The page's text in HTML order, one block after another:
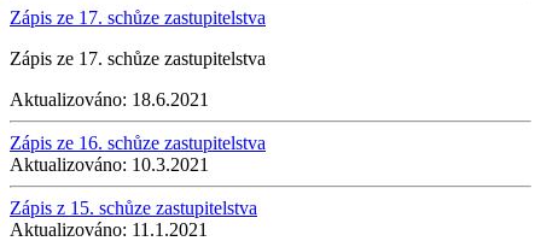
Zápis ze 17. schůze zastupitelstva
Zápis ze 17. schůze zastupitelstva
Aktualizováno: 18.6.2021
Zápis ze 16. schůze zastupitelstva
Aktualizováno: 10.3.2021
Zápis z 15. schůze zastupitelstva
Aktualizováno: 11.1.2021